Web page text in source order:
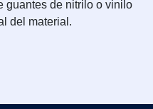
guantes de nitrilo o vinilo
del material.